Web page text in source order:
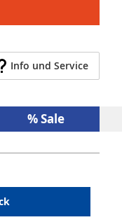
Info und Service
% Sale